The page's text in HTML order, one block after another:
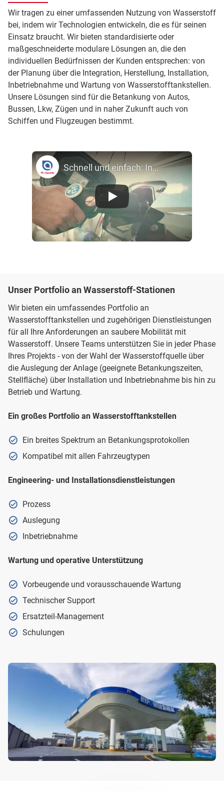
Schnell und einfach: Installation der modularen Wasserstoff-Betankungsstation von Air Liquide
Wir tragen zu einer umfassenden Nutzung von Wasserstoff
bei, indem wir Technologien entwickeln, die es für seinen
Einsatz braucht. Wir bieten standardisierte oder
maßgeschneiderte modulare Lösungen an, die den
individuellen Bedürfnissen der Kunden entsprechen: von
der Planung über die Integration, Herstellung, Installation,
Inbetriebnahme und Wartung von Wasserstofftankstellen.
Unsere Lösungen sind für die Betankung von Autos,
Bussen, Lkw, Zügen und in naher Zukunft auch von
Schiffen und Flugzeugen bestimmt.
Unser Portfolio an Wasserstoff-Stationen
Wir bieten ein umfassendes Portfolio an
Wasserstofftankstellen und zugehörigen Dienstleistungen
für all Ihre Anforderungen an saubere Mobilität mit
Wasserstoff. Unsere Teams unterstützen Sie in jeder Phase
Ihres Projekts - von der Wahl der Wasserstoffquelle über
die Auslegung der Anlage (geeignete Betankungszeiten,
Stellfläche) über Installation und Inbetriebnahme bis hin zu
Betrieb und Wartung.
Ein großes Portfolio an Wasserstofftankstellen
Ein breites Spektrum an Betankungsprotokollen
Kompatibel mit allen Fahrzeugtypen
Engineering- und Installationsdienstleistungen
Prozess
Auslegung
Inbetriebnahme
Wartung und operative Unterstützung
Vorbeugende und vorausschauende Wartung
Technischer Support
Ersatzteil-Management
Schulungen